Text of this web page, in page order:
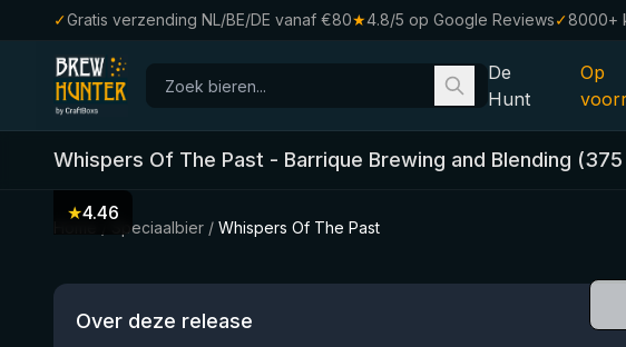
✓Gratis verzending NL/BE/DE vanaf €80★4.8/5 op Google Reviews✓8000+
De
Hunt
Op
Alle Bieren
Whispers Of The Past - Barrique Brewing and Blending (375
Speciaalbier / Whispers Of The Past
★4.46
Over deze release